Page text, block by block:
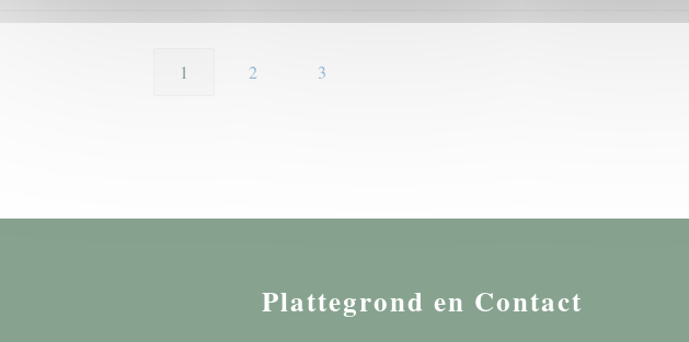
1 2 3
Plattegrond en Contact